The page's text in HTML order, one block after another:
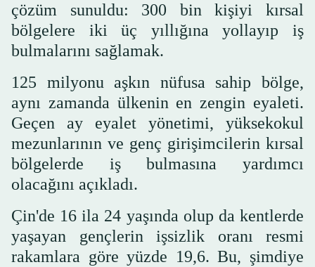
çözüm sunuldu: 300 bin kişiyi kırsal
bölgelere iki üç yıllığına yollayıp iş
bulmalarını sağlamak.
125 milyonu aşkın nüfusa sahip bölge,
aynı zamanda ülkenin en zengin eyaleti.
Geçen ay eyalet yönetimi, yüksekokul
mezunlarının ve genç girişimcilerin kırsal
bölgelerde iş bulmasına yardımcı
olacağını açıkladı.
Çin'de 16 ila 24 yaşında olup da kentlerde
yaşayan gençlerin işsizlik oranı resmi
rakamlara göre yüzde 19,6. Bu, şimdiye